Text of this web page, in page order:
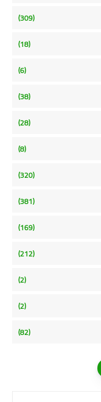
(309)
(18)
(6)
(38)
(28)
(8)
(320)
(381)
(169)
(212)
(2)
(2)
(82)